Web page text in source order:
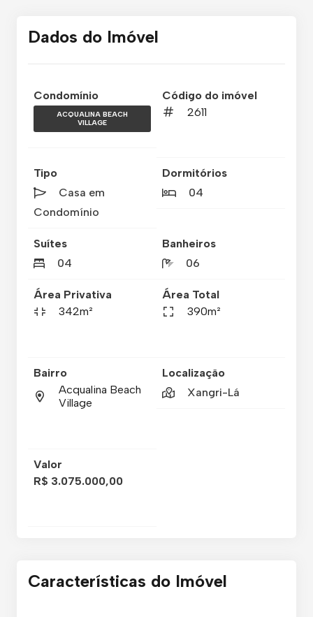
Dados do Imóvel
Condomínio
ACQUALINA BEACH
VILLAGE
Código do imóvel
2611
Tipo
Casa em
Condomínio
Dormitórios
04
Suítes
04
Banheiros
06
Área Privativa
342m²
Área Total
390m²
Bairro
Acqualina Beach
Village
Localização
Xangri-Lá
Valor
R$ 3.075.000,00
Características do Imóvel